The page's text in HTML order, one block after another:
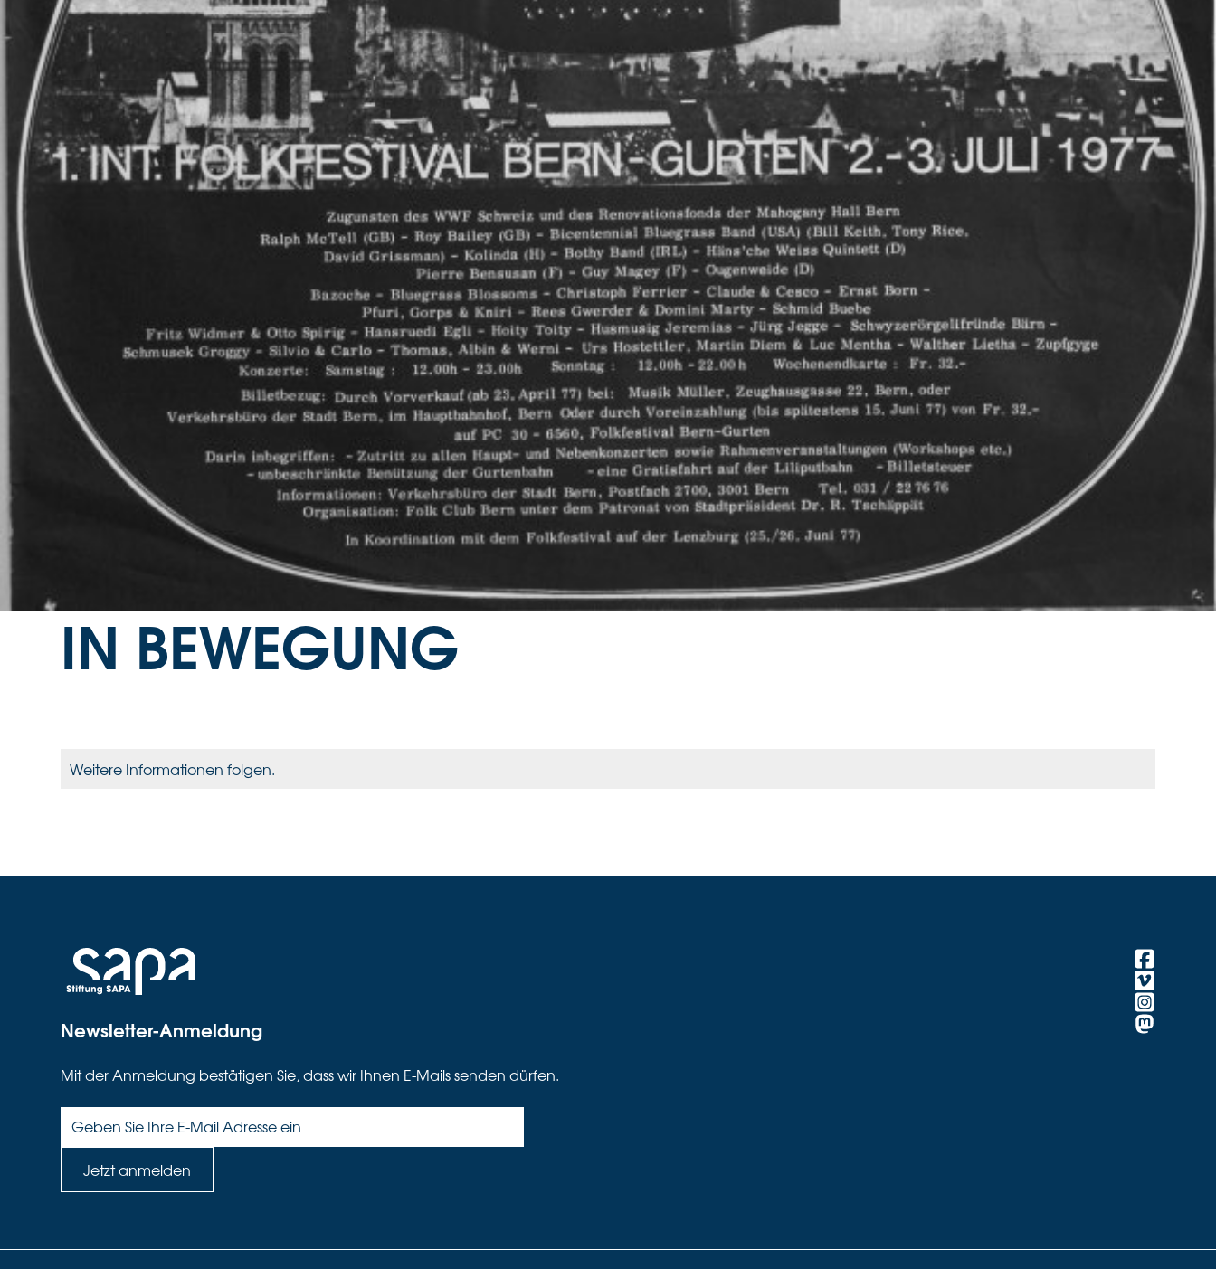
Kanton Thurgau, Kanton Uri, Kanton Waadt, Kanton Wallis, Kanton
Zug, Kanton Zürich
Portrait Hansueli von Allmen im ThunMagazin
5/24, Seite 34-37
Medienmitteilung vom 8. April 2024
UNSERE PROJEKTE SIND
IN BEWEGUNG
Weitere Informationen folgen.
Newsletter-Anmeldung
Mit der Anmeldung bestätigen Sie, dass wir Ihnen E-Mails senden dürfen.